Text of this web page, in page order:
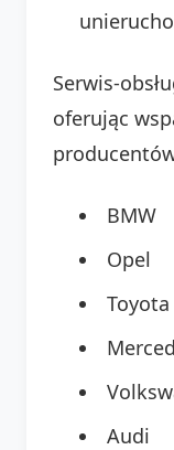
Serwis-
oferując
BMW
Opel
Toyota
Audi